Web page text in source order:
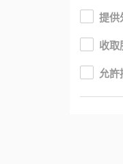
提供
收取
允